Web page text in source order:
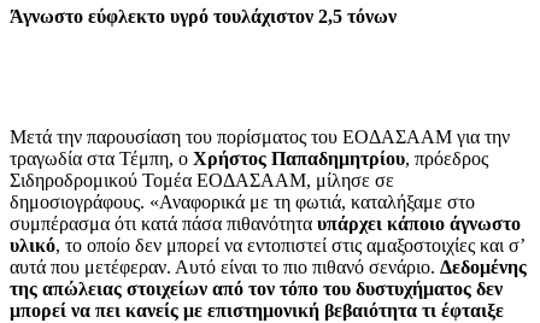
Άγνωστο εύφλεκτο υγρό τουλάχιστον 2,5 τόνων
Μετά την παρουσίαση του πορίσματος του ΕΟΔΑΣΑΑΜ για την
τραγωδία στα Τέμπη, ο Χρήστος Παπαδημητρίου, πρόεδρος
Σιδηροδρομικού Τομέα ΕΟΔΑΣΑΑΜ, μίλησε σε
δημοσιογράφους. «Αναφορικά με τη φωτιά, καταλήξαμε στο
συμπέρασμα ότι κατά πάσα πιθανότητα υπάρχει κάποιο άγνωστο
υλικό, το οποίο δεν μπορεί να εντοπιστεί στις αμαξοστοιχίες και σ’
αυτά που μετέφεραν. Αυτό είναι το πιο πιθανό σενάριο. Δεδομένης
της απώλειας στοιχείων από τον τόπο του δυστυχήματος δεν
μπορεί να πει κανείς με επιστημονική βεβαιότητα τι έφταιξε